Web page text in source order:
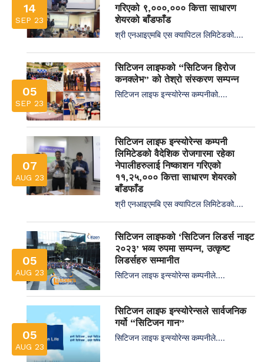
14
SEP 23
गरिएको ९,०००,००० कित्ता साधारण
शेयरको बाँडफाँड
श्री एनआइएमबि एस क्यापिटल लिमिटेडको....
05
SEP 23
सिटिजन लाइफको “सिटिजन हिरोज
कनक्लेभ” को तेश्रो संस्करण सम्पन्न
सिटिजन लाइफ इन्स्योरेन्स कम्पनीको....
07
AUG 23
सिटिजन लाइफ इन्स्योरेन्स कम्पनी
लिमिटेडको वैदेशिक रोजगारमा रहेका
नेपालीहरुलाई निष्काशन गरिएको
११,२५,००० कित्ता साधारण शेयरको
बाँडफाँड
श्री एनआइएमबि एस क्यापिटल लिमिटेडको....
05
AUG 23
सिटिजन लाइफको ‘सिटिजन लिडर्स नाइट
२०२३’ भव्य रुपमा सम्पन्न, उत्कृष्ट
लिडर्सहरु सम्मानीत
सिटिजन लाइफ इन्स्योरेन्स कम्पनीले....
05
AUG 23
सिटिजन लाइफ इन्स्योरेन्सले सार्वजनिक
गर्यो “सिटिजन गान”
सिटिजन लाइफ इन्स्योरेन्स कम्पनीले....